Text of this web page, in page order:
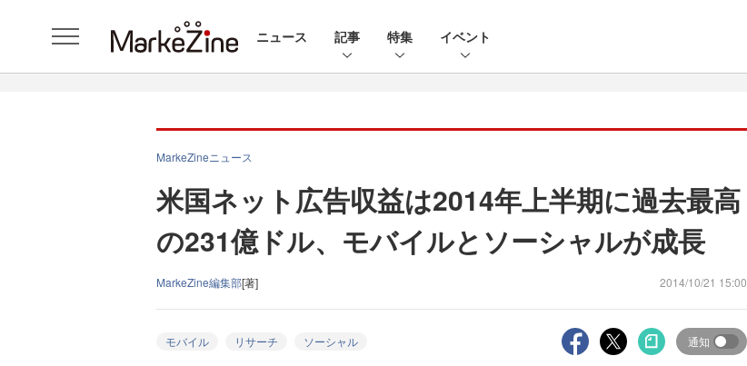
ニュース 記事 特集 イベント
MarkeZineニュース
米国ネット広告収益は2014年上半期に過去最高
の231億ドル、モバイルとソーシャルが成長
MarkeZine編集部[著] 2014/10/21 15:00
モバイル リサーチ ソーシャル 通知